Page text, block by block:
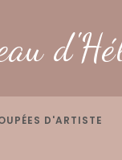
D'ARTISTE